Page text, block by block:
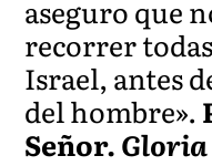
aseguro que
recorrer
Israel, antes
del hombre».
Señor.Gloria